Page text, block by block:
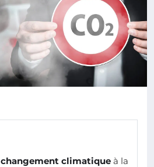
changement climatique à la